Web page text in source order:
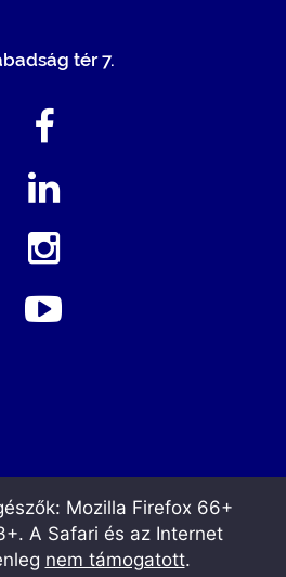
tér 7.
Mozilla Firefox 66+
A Safari és az Internet
nem támogatott.